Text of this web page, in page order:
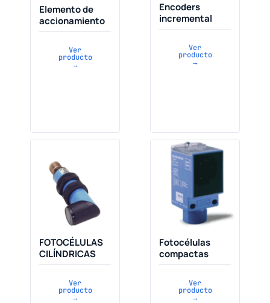
Elemento de
accionamiento
Ver
producto
→
Encoders
incremental
Ver
producto
→
FOTOCÉLULAS
CILÍNDRICAS
Ver
producto
→
Fotocélulas
compactas
Ver
producto
→